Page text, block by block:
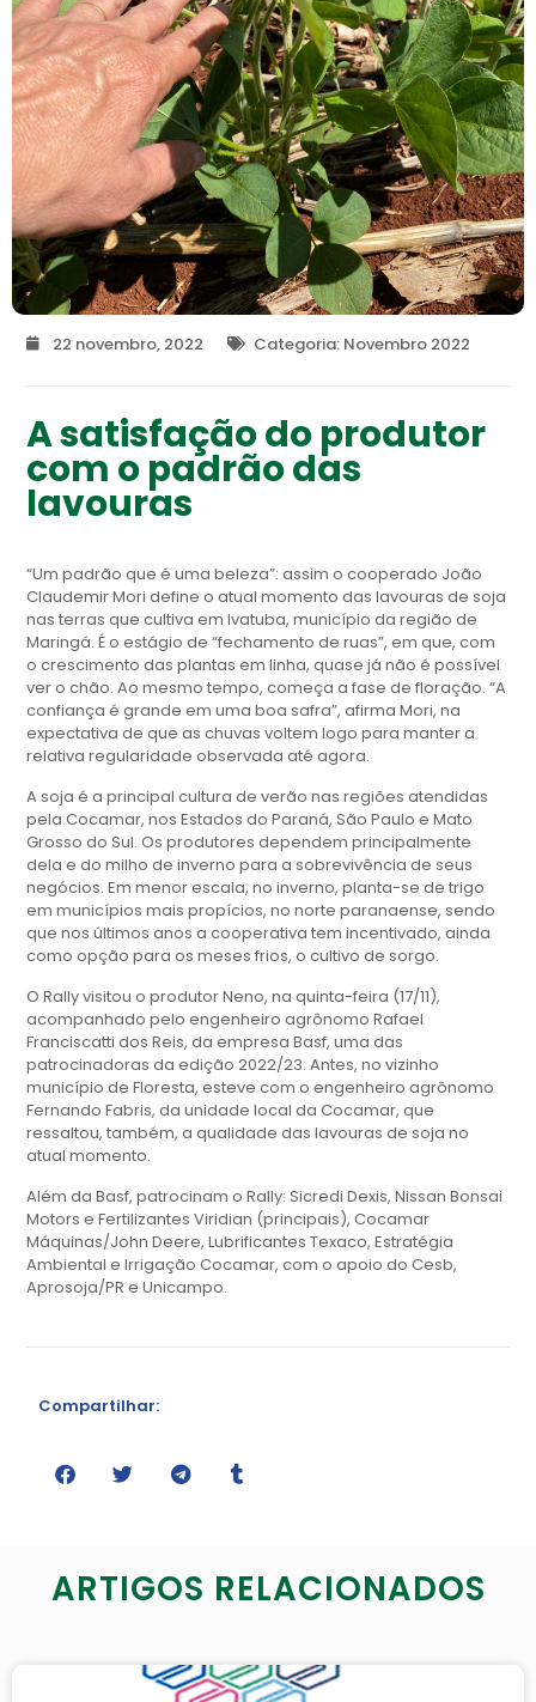
22 novembro, 2022 Categoria: Novembro 2022
A satisfação do produtor
com o padrão das
lavouras
“Um padrão que é uma beleza”: assim o cooperado João
Claudemir Mori define o atual momento das lavouras de soja
nas terras que cultiva em Ivatuba, município da região de
Maringá. É o estágio de “fechamento de ruas”, em que, com
o crescimento das plantas em linha, quase já não é possível
ver o chão. Ao mesmo tempo, começa a fase de floração. “A
confiança é grande em uma boa safra”, afirma Mori, na
expectativa de que as chuvas voltem logo para manter a
relativa regularidade observada até agora.
A soja é a principal cultura de verão nas regiões atendidas
pela Cocamar, nos Estados do Paraná, São Paulo e Mato
Grosso do Sul. Os produtores dependem principalmente
dela e do milho de inverno para a sobrevivência de seus
negócios. Em menor escala, no inverno, planta-se de trigo
em municípios mais propícios, no norte paranaense, sendo
que nos últimos anos a cooperativa tem incentivado, ainda
como opção para os meses frios, o cultivo de sorgo.
O Rally visitou o produtor Neno, na quinta-feira (17/11),
acompanhado pelo engenheiro agrônomo Rafael
Franciscatti dos Reis, da empresa Basf, uma das
patrocinadoras da edição 2022/23. Antes, no vizinho
município de Floresta, esteve com o engenheiro agrônomo
Fernando Fabris, da unidade local da Cocamar, que
ressaltou, também, a qualidade das lavouras de soja no
atual momento.
Além da Basf, patrocinam o Rally: Sicredi Dexis, Nissan Bonsai
Motors e Fertilizantes Viridian (principais), Cocamar
Máquinas/John Deere, Lubrificantes Texaco, Estratégia
Ambiental e Irrigação Cocamar, com o apoio do Cesb,
Aprosoja/PR e Unicampo.
Compartilhar:
ARTIGOS RELACIONADOS